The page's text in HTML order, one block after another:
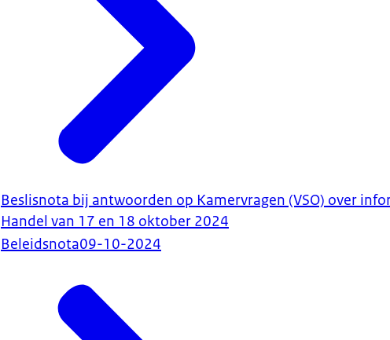
Beslisnota bij antwoorden op Kamervragen (VSO) over
Handel van 17 en 18 oktober 2024
Beleidsnota09-10-2024